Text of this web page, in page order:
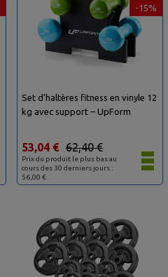
-15%
Set d’haltères fitness en vinyle 12
kg avec support – UpForm
Prix du produit le plus bas au
cours des 30 derniers jours :
56,00 €
62,40 €
53,04 €